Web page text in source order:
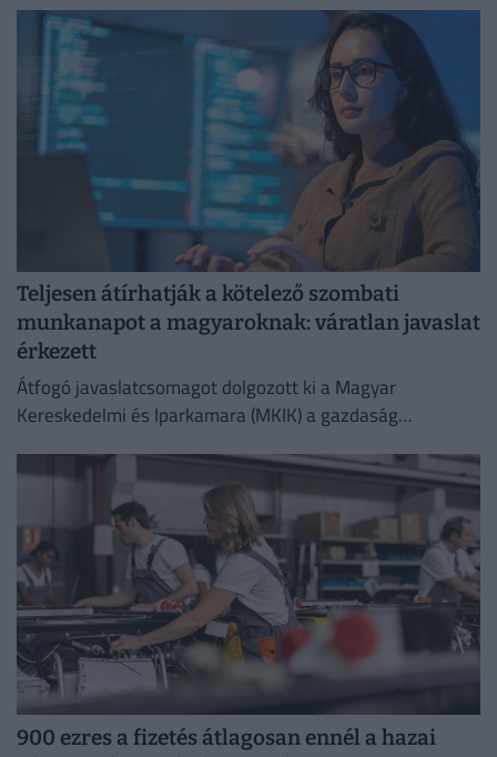
Teljesen átírhatják a kötelező szombati
munkanapot a magyaroknak: váratlan javaslat
érkezett
Átfogó javaslatcsomagot dolgozott ki a Magyar
Kereskedelmi és Iparkamara (MKIK) a gazdaság
kezelése érdekében.
900 ezres a fizetés átlagosan ennél a hazai